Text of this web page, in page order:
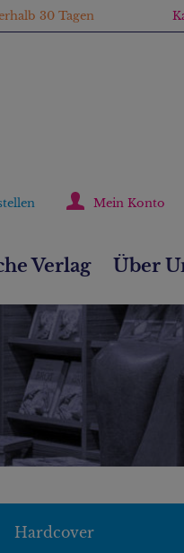
30 Tagen
Mein Konto
Verlag Über
Hardcover